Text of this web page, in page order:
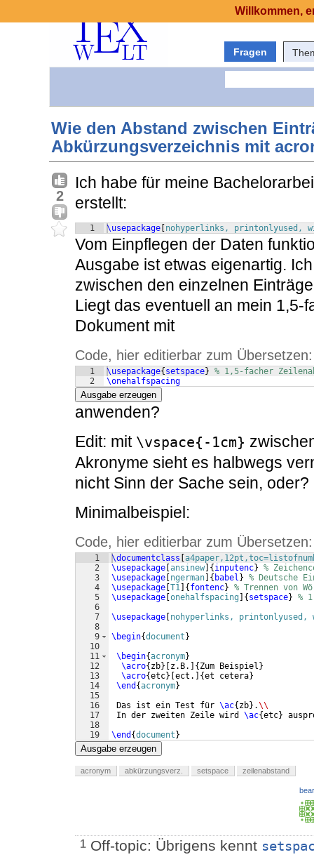
Fragen
Wie den Abstand zwischen
Abkürzungsverzeichnis mit
2
Ich habe für meine
erstellt:
1 \usepackage nohyperlinks, printonlyused,
Vom Einpflegen der Daten
Ausgabe ist etwas eigenartig.
zwischen den einzelnen
Liegt das eventuell an mein 1,5-
Dokument mit
Code, hier editierbar zum Übersetzen:
1
2
\usepackage{ setspace} % 1,5-facher
\onehalfspacing
Ausgabe erzeugen
anwenden?
Edit: mit \vspace{-1cm}
Akronyme sieht es halbwegs
nicht Sinn der Sache sein, oder?
Minimalbeispiel:
Code, hier editierbar zum Übersetzen:
1
2
3
4
5
6
7
8
9
10
11
12
13
14
15
16
17
18
19
\documentclass
\usepackage ansinew { inputenc} %
\usepackage ngerman { babel } % Deutsche
\usepackage T1 { fontenc} % Trennen von
\usepackage onehalfspacing { setspace} %
\usepackage nohyperlinks, printonlyused,
\begin{document }
\begin{acronym}
\acro{ zb} z.B. { Zum Beispiel }
\acro{etc} ect. {et cetera}
\end {acronym}
Das ist ein Test für \ac{ zb} .\\
In der zweiten Zeile wird \ac{etc}
\end {document }
Ausgabe erzeugen
acronym abkürzungsverz. setspace zeilenabstand
1 Off-topic: Übrigens kennt
Willkommen,